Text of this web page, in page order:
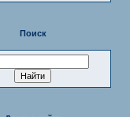
Поиск